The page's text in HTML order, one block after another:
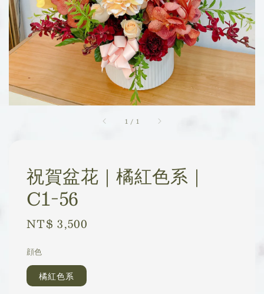
1 / 1
祝賀盆花｜橘紅色系｜
C1-56
Regular
NT$ 3,500
顔色
橘紅色系